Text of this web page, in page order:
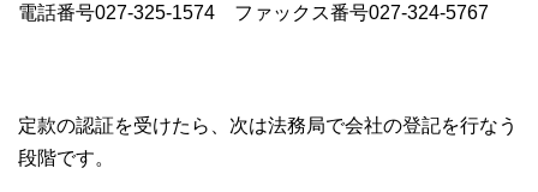
電話番号027-325-1574 ファックス番号027-324-5767
定款の認証を受けたら、次は法務局で会社の登記を行なう
段階です。